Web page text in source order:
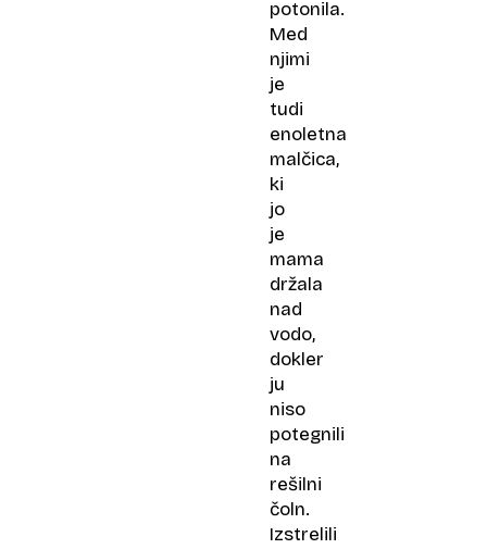
potonila.
Med
njimi
je
tudi
enoletna
malčica,
ki
jo
je
mama
držala
nad
vodo,
dokler
ju
niso
potegnili
na
rešilni
čoln.
Izstrelili